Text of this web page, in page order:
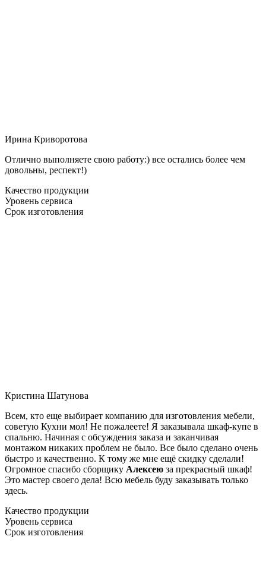
Ирина Криворотова
Отлично выполняете свою работу:) все остались более чем
довольны, респект!)
Качество продукции
Уровень сервиса
Срок изготовления
Кристина Шатунова
Всем, кто еще выбирает компанию для изготовления мебели,
советую Кухни мол! Не пожалеете! Я заказывала шкаф-купе в
спальню. Начиная с обсуждения заказа и заканчивая
монтажом никаких проблем не было. Все было сделано очень
быстро и качественно. К тому же мне ещё скидку сделали!
Огромное спасибо сборщику Алексею за прекрасный шкаф!
Это мастер своего дела! Всю мебель буду заказывать только
здесь.
Качество продукции
Уровень сервиса
Срок изготовления